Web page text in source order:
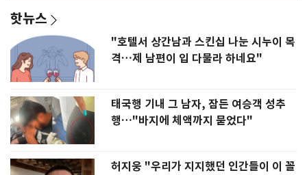
핫뉴스
"호텔서 상간남과 스킨십 나눈 시누이 목
격…제 남편이 입 다물라 하네요"
태국행 기내 그 남자, 잠든 여승객 성추
행…"바지에 체액까지 묻었다"
허지웅 "우리가 지지했던 인간들이 이 꼴